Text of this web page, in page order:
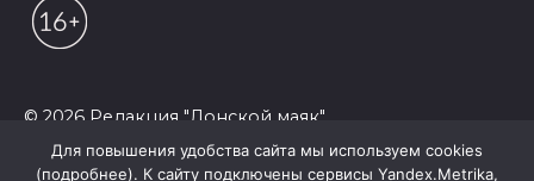
© 2026 Редакция "Донской маяк"
Для повышения удобства сайта мы используем cookies
(подробнее). К сайту подключены сервисы Yandex.Metrika,